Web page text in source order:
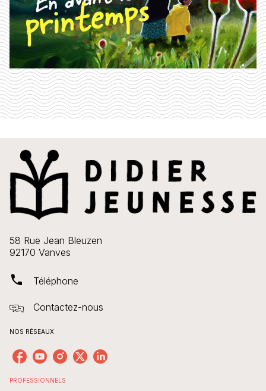
58 Rue Jean Bleuzen
92170 Vanves
phone Téléphone
Contactez-nous
NOS RÉSEAUX
PROFESSIONNELS